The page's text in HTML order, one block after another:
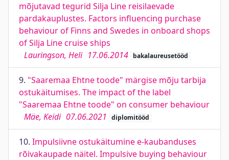
mõjutavad tegurid Silja Line reisilaevade
pardakauplustes. Factors influencing purchase
behaviour of Finns and Swedes in onboard shops
of Silja Line cruise ships
Lauringson, Heli 17.06.2014 bakalaureusetööd
9. "Saaremaa Ehtne toode" märgise mõju tarbija
ostukäitumises. The impact of the label
"Saaremaa Ehtne toode" on consumer behaviour
Mäe, Keidi 07.06.2021 diplomitööd
10. Impulsiivne ostukäitumine e-kaubanduses
rõivakaupade näitel. Impulsive buying behaviour